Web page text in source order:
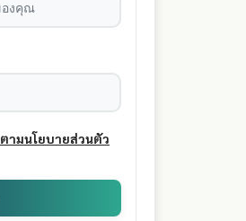
ตามนโยบายส่วนตัว